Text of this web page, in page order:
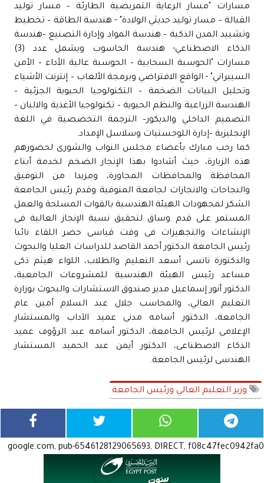
مسارات "مسار الرعاية التمريضية الطارئة – مسار توليد
القبالة – مسار توليد حديثي الولادة" - هندسة الطاقة – تخطيط
وتشييد المدن الذكية – هندسة المواد وإدارة التصنيع –هندسة
الذكاء الاصطناعي- هندسة الحاسوب ويشمل عدد (3)
مسارات "الحوسبة السحابية – الحوسبة عالية الأداء – الأمن
السيبراني" - الواقع الافتراضي وبرمجة الألعاب – إنترنت الأشياء
وتحليل البيانات الضخمة – التكنولوجيا الحيوية الجزئية –
الهندسة الزراعية والنظم الحيوية – تكنولوجيا الأغذية والالبان –
التصميم الداخلي والديكور– الترجمة التخصصية في اللغة
الإنجليزية –إدارة اللوجستيات وسلاسل الإمداد.
كما رحب مبارك بأعضاء مجلس النواب والشورى لحضورهم
هذه الزيارة، حيث أشادوا بهذا الإنجاز الضخم لخدمة أبناء
المحافظة والمحافظات المجاورة، ومزيدا من التوفيق
والنجاحات والانجازات لجامعة المنوفية وقدم رئيس الجامعة
الشكر لمجهودات الهيئة الهندسية بالقوات المسلحة والعمل
المستمر على قدم وساق لتحقيق نسبة الإنجاز العالية فى
الإنشاءات والتجهيزات فى وقت قياسى حضر اللقاء نائبا
رئيس الجامعة الدكتور أحمد القاصد للدراسات العليا والبحوث
والدكتورة نانسى أسعد التعليم والطلاب، اللواء هيثم ذكى
مساعد رئيس الهيئة الهندسية للمشروعات الجامعية،
الدكتور أنور إسماعيل مدير صندوق الاستشارات والبحوث بوزارة
التعليم العالي، والمحاسب جلال عبد السلام أمين عام
الجامعة، الدكتور أسامه مدنى عميد الآداب والمستشار
الإعلامى لرئيس الجامعة، الدكتور أسامه عبد الرؤوف عميد
الذكاء الاصطناعى، الدكتور أيمن عبد الحميد المستشار
الهندسى لرئيس الجامعة.
وزير التعليم العالي ورئيس الجامعة
google.com, pub-6546128129065693, DIRECT, f08c47fec0942fa0